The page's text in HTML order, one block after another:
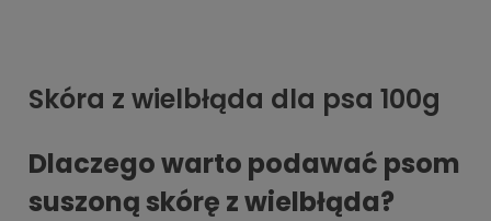
Skóra z wielbłąda dla psa 100g
Dlaczego warto podawać psom
suszoną skórę z wielbłąda?